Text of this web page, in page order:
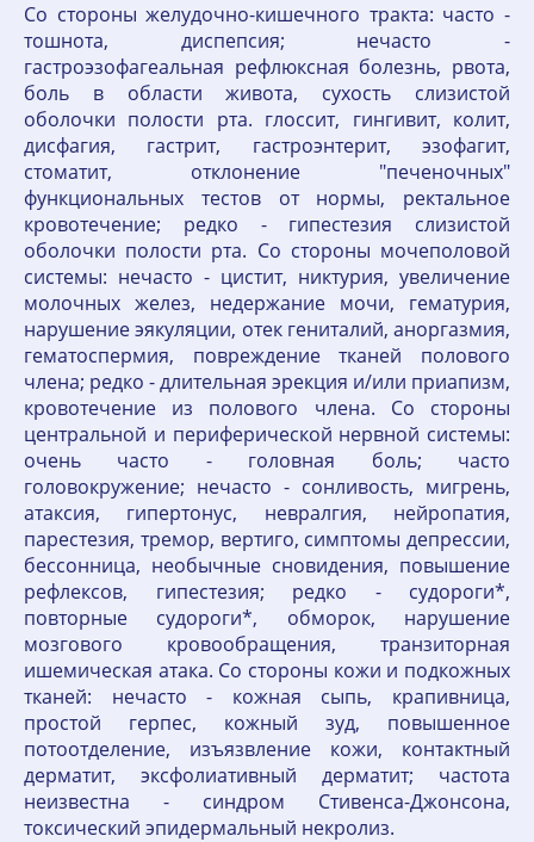
Со стороны желудочно-кишечного тракта: часто -
тошнота, диспепсия; нечасто -
гастроэзофагеальная рефлюксная болезнь, рвота,
боль в области живота, сухость слизистой
оболочки полости рта. глоссит, гингивит, колит,
дисфагия, гастрит, гастроэнтерит, эзофагит,
стоматит, отклонение "печеночных"
функциональных тестов от нормы, ректальное
кровотечение; редко - гипестезия слизистой
оболочки полости рта. Со стороны мочеполовой
системы: нечасто - цистит, никтурия, увеличение
молочных желез, недержание мочи, гематурия,
нарушение эякуляции, отек гениталий, аноргазмия,
гематоспермия, повреждение тканей полового
члена; редко - длительная эрекция и/или приапизм,
кровотечение из полового члена. Со стороны
центральной и периферической нервной системы:
очень часто - головная боль; часто
головокружение; нечасто - сонливость, мигрень,
атаксия, гипертонус, невралгия, нейропатия,
парестезия, тремор, вертиго, симптомы депрессии,
бессонница, необычные сновидения, повышение
рефлексов, гипестезия; редко - судороги*,
повторные судороги*, обморок, нарушение
мозгового кровообращения, транзиторная
ишемическая атака. Со стороны кожи и подкожных
тканей: нечасто - кожная сыпь, крапивница,
простой герпес, кожный зуд, повышенное
потоотделение, изъязвление кожи, контактный
дерматит, эксфолиативный дерматит; частота
неизвестна - синдром Стивенса-Джонсона,
токсический эпидермальный некролиз.